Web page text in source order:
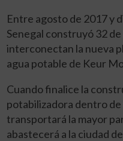
Entre agosto de 2017 y
Senegal construyó 32
interconectan la nueva
agua potable de Keur
Cuando finalice la
potabilizadora dentro
transportará la mayor
abastecerá a la ciudad